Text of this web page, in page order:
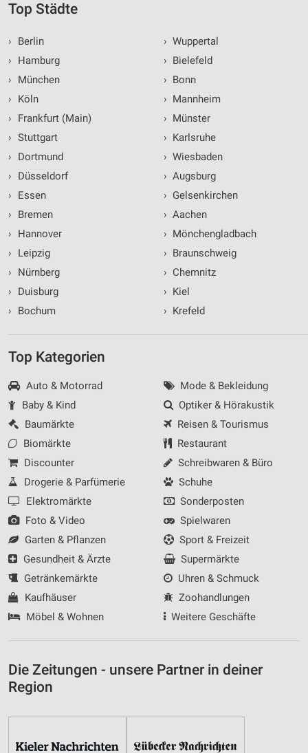
Top Städte
›
Berlin
›
Hamburg
›
München
›
Köln
›
Frankfurt (Main)
› Stuttgart
›
Dortmund
›
Düsseldorf
›
Essen
›
Bremen
›
Hannover
›
Leipzig
›
Nürnberg
›
Duisburg
›
Bochum
› Wuppertal
› Bielefeld
› Bonn
› Mannheim
› Münster
› Karlsruhe
› Wiesbaden
› Augsburg
› Gelsenkirchen
› Aachen
› Mönchengladbach
› Braunschweig
› Chemnitz
› Kiel
› Krefeld
Top Kategorien
Auto & Motorrad
Baby & Kind
Baumärkte
Biomärkte
Discounter
Drogerie & Parfümerie
Elektromärkte
Foto & Video
Garten & Pflanzen
Gesundheit & Ärzte
Getränkemärkte
Kaufhäuser
Möbel & Wohnen
Mode & Bekleidung
Optiker & Hörakustik
Reisen & Tourismus
Restaurant
Schreibwaren & Büro
Schuhe
Sonderposten
Spielwaren
Sport & Freizeit
Supermärkte
Uhren & Schmuck
Zoohandlungen
Weitere Geschäfte
Die Zeitungen - unsere Partner in deiner
Region